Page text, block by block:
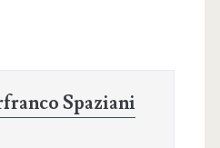
Spaziani